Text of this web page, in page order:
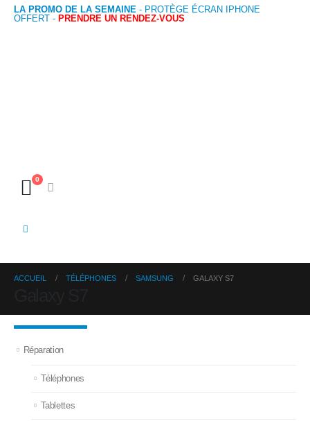
LA PROMO DE LA SEMAINE - PROTÈGE ÉCRAN IPHONE
OFFERT - PRENDRE UN RENDEZ-VOUS
0
ACCUEIL TÉLÉPHONES SAMSUNG GALAXY S7
Réparation
Téléphones
Tablettes